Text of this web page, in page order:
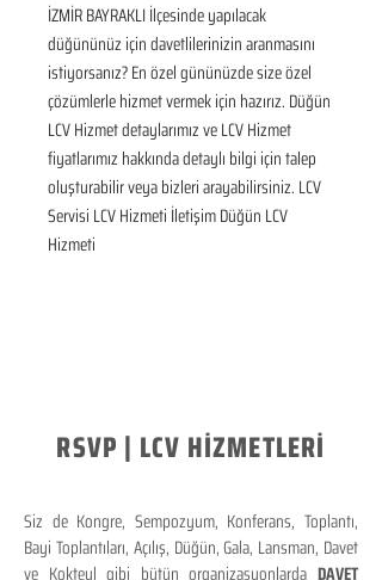
İZMİR BAYRAKLI İlçesinde yapılacak
düğününüz için davetlilerinizin aranmasını
istiyorsanız? En özel gününüzde size özel
çözümlerle hizmet vermek için hazırız. Düğün
LCV Hizmet detaylarımız ve LCV Hizmet
fiyatlarımız hakkında detaylı bilgi için talep
oluşturabilir veya bizleri arayabilirsiniz. LCV
Servisi LCV Hizmeti İletişim Düğün LCV
Hizmeti
RSVP | LCV HİZMETLERİ
Siz de Kongre, Sempozyum, Konferans, Toplantı,
Bayi Toplantıları, Açılış, Düğün, Gala, Lansman, Davet
ve Kokteyl gibi bütün organizasyonlarda DAVET